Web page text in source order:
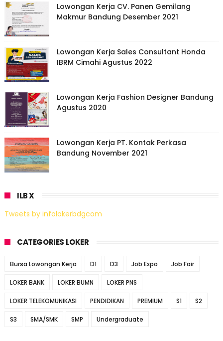
Lowongan Kerja CV. Panen Gemilang
Makmur Bandung Desember 2021
Lowongan Kerja Sales Consultant Honda
IBRM Cimahi Agustus 2022
Lowongan Kerja Fashion Designer Bandung
Agustus 2020
Lowongan Kerja PT. Kontak Perkasa
Bandung November 2021
ILB X
Tweets by infolokerbdgcom
CATEGORIES LOKER
Bursa Lowongan Kerja D1 D3 Job Expo Job Fair
LOKER BANK LOKER BUMN LOKER PNS
LOKER TELEKOMUNIKASI PENDIDIKAN PREMIUM S1 S2
S3 SMA/SMK SMP Undergraduate